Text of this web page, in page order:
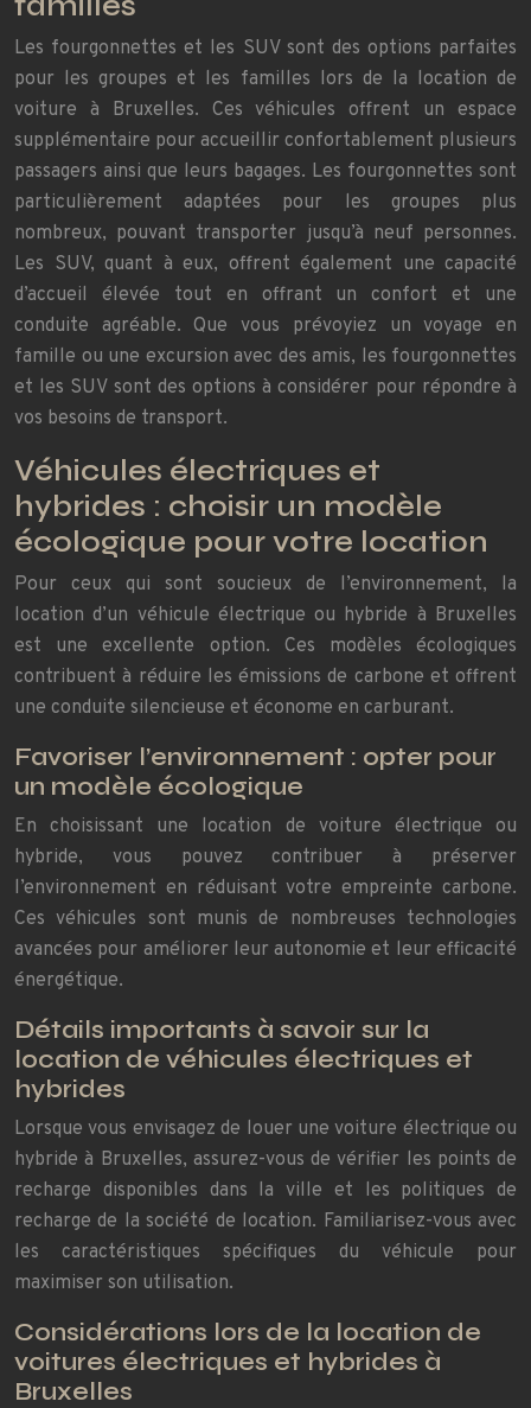
Les fourgonnettes et les SUV sont des options parfaites
pour les groupes et les familles lors de la location de
voiture à Bruxelles. Ces véhicules offrent un espace
supplémentaire pour accueillir confortablement plusieurs
passagers ainsi que leurs bagages. Les fourgonnettes sont
particulièrement adaptées pour les groupes plus
nombreux, pouvant transporter jusqu’à neuf personnes.
Les SUV, quant à eux, offrent également une capacité
d’accueil élevée tout en offrant un confort et une
conduite agréable. Que vous prévoyiez un voyage en
famille ou une excursion avec des amis, les fourgonnettes
et les SUV sont des options à considérer pour répondre à
vos besoins de transport.
Véhicules électriques et
hybrides : choisir un modèle
écologique pour votre location
Pour ceux qui sont soucieux de l’environnement, la
location d’un véhicule électrique ou hybride à Bruxelles
est une excellente option. Ces modèles écologiques
contribuent à réduire les émissions de carbone et offrent
une conduite silencieuse et économe en carburant.
Favoriser l’environnement : opter pour
un modèle écologique
En choisissant une location de voiture électrique ou
hybride, vous pouvez contribuer à préserver
l’environnement en réduisant votre empreinte carbone.
Ces véhicules sont munis de nombreuses technologies
avancées pour améliorer leur autonomie et leur efficacité
énergétique.
Détails importants à savoir sur la
location de véhicules électriques et
hybrides
Lorsque vous envisagez de louer une voiture électrique ou
hybride à Bruxelles, assurez-vous de vérifier les points de
recharge disponibles dans la ville et les politiques de
recharge de la société de location. Familiarisez-vous avec
les caractéristiques spécifiques du véhicule pour
maximiser son utilisation.
Considérations lors de la location de
voitures électriques et hybrides à
Bruxelles